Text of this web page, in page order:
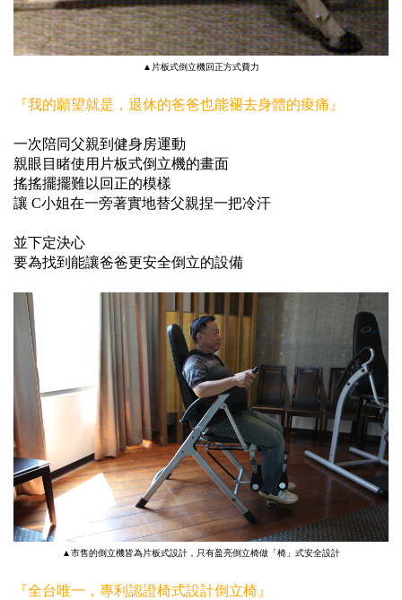
▲片板式倒立機回正方式費力
『我的願望就是，退休的爸爸也能褪去身體的痠痛』
一次陪同父親到健身房運動
親眼目睹使用片板式倒立機的畫面
搖搖擺擺難以回正的模樣
讓 C小姐在一旁著實地替父親捏一把冷汗
並下定決心
要為找到能讓爸爸更安全倒立的設備
▲市售的倒立機皆為片板式設計，只有盈亮倒立椅做「椅」式安全設計
『全台唯一，專利認證椅式設計倒立椅』